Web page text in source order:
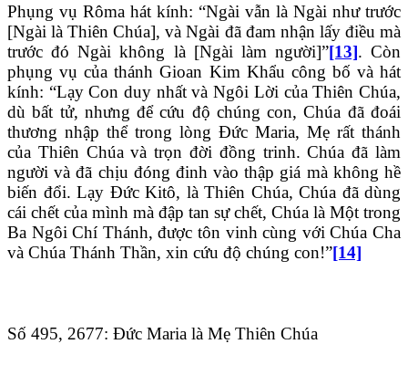
Phụng vụ Rôma hát kính: “Ngài vẫn là Ngài như trước
[Ngài là Thiên Chúa], và Ngài đã đam nhận lấy điều mà
trước đó Ngài không là [Ngài làm người]”[13]. Còn
phụng vụ của thánh Gioan Kim Khẩu công bố và hát
kính: “Lạy Con duy nhất và Ngôi Lời của Thiên Chúa,
dù bất tử, nhưng để cứu độ chúng con, Chúa đã đoái
thương nhập thể trong lòng Đức Maria, Mẹ rất thánh
của Thiên Chúa và trọn đời đồng trinh. Chúa đã làm
người và đã chịu đóng đinh vào thập giá mà không hề
biến đổi. Lạy Đức Kitô, là Thiên Chúa, Chúa đã dùng
cái chết của mình mà đập tan sự chết, Chúa là Một trong
Ba Ngôi Chí Thánh, được tôn vinh cùng với Chúa Cha
và Chúa Thánh Thần, xin cứu độ chúng con!”[14]
Số 495, 2677: Đức Maria là Mẹ Thiên Chúa